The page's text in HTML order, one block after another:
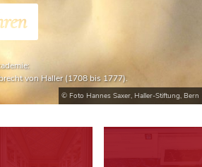
© Foto Hannes Saxer, Haller-Stiftung, Bern
von Haller (1708 bis 1777).